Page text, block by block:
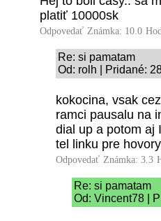
platiť 10000sk
Odpovedať Známka: 10.0
Re: si pamatam
Od: rolh | Pridané:
kokocina, vsak
ramci pausalu na
dial up a potom aj
tel linku pre
Odpovedať Známka: 3.3
Re: si pamatam
Od: Vincent78 |